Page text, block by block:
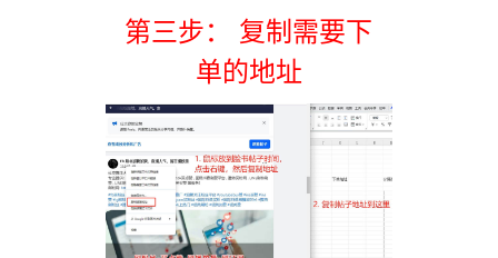
第三步： 复制需要下
单的地址